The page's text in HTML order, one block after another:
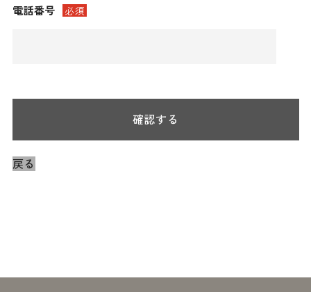
電話番号 必須
戻る
確認する